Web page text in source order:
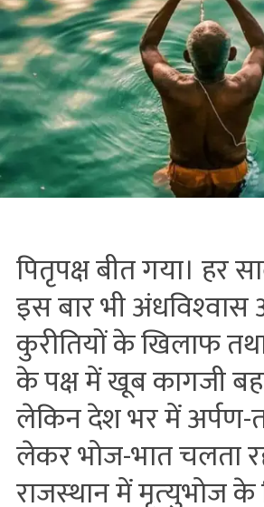
पितृपक्ष बीत गया। हर
इस बार भी
कुरीतियों के खिलाफ
के पक्ष में खूब कागजी
लेकिन देश भर में अर्पण-
लेकर भोज-भात चलता
राजस्‍थान में मृत्‍युभोज